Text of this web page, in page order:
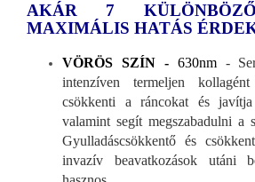
AKÁR 7
MAXIMÁLIS HATÁS
VÖRÖS SZÍN -630nm-
intenzíven termeljen
csökkenti a ráncokat és
valamint segít megszabadulni a
Gyulladáscsökkentő és
invazív beavatkozások utáni